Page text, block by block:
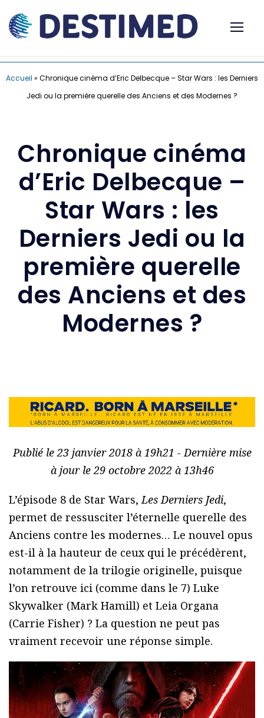
Accueil » Chronique cinéma d’Eric Delbecque – Star Wars : les Derniers
Jedi ou la première querelle des Anciens et des Modernes ?
Chronique cinéma
d’Eric Delbecque –
Star Wars : les
Derniers Jedi ou la
première querelle
des Anciens et des
Modernes ?
Publié le 23 janvier 2018 à 19h21 - Dernière mise
à jour le 29 octobre 2022 à 13h46
L’épisode 8 de Star Wars,Les Derniers Jedi,
permet de ressusciter l’éternelle querelle des
Anciens contre les modernes… Le nouvel opus
est-il à la hauteur de ceux qui le précédèrent,
notamment de la trilogie originelle, puisque
l’on retrouve ici (comme dans le 7) Luke
Skywalker (Mark Hamill) et Leia Organa
(Carrie Fisher) ? La question ne peut pas
vraiment recevoir une réponse simple.